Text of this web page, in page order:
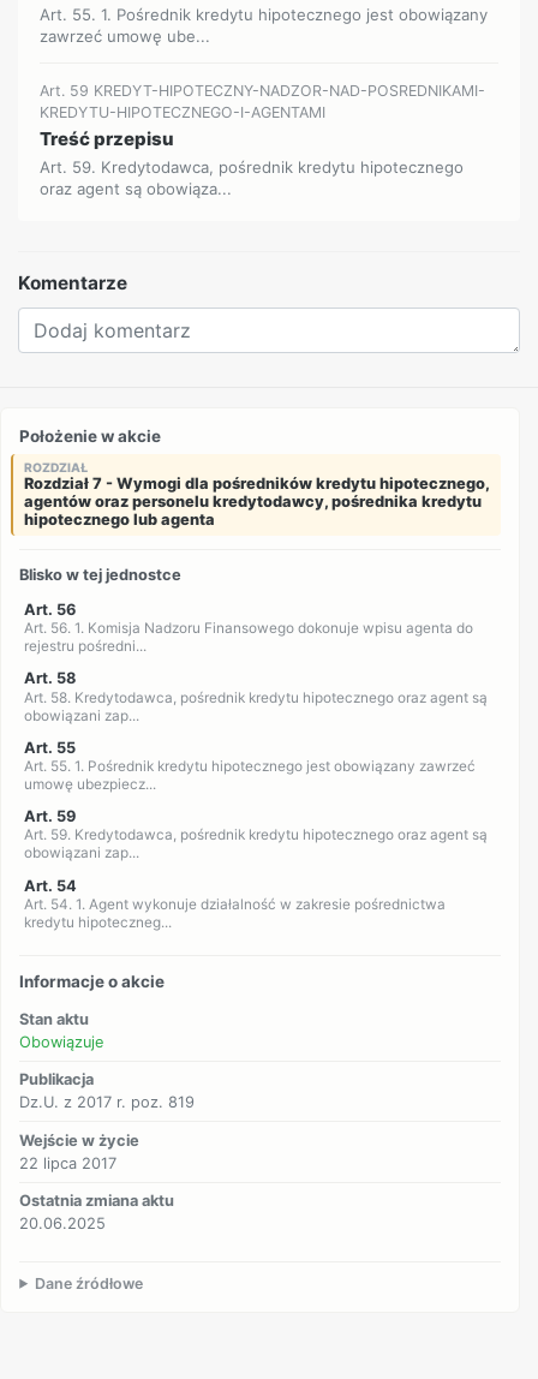
Art. 55. 1. Pośrednik kredytu hipotecznego jest obowiązany
zawrzeć umowę ube...
Art. 59 KREDYT-HIPOTECZNY-NADZOR-NAD-POSREDNIKAMI-
KREDYTU-HIPOTECZNEGO-I-AGENTAMI
Treść przepisu
Art. 59. Kredytodawca, pośrednik kredytu hipotecznego
oraz agent są obowiąza...
Komentarze
Położenie w akcie
ROZDZIAŁ
Rozdział 7 - Wymogi dla pośredników kredytu hipotecznego,
agentów oraz personelu kredytodawcy, pośrednika kredytu
hipotecznego lub agenta
Blisko w tej jednostce
Art. 56
Art. 56. 1. Komisja Nadzoru Finansowego dokonuje wpisu agenta do
rejestru pośredni...
Art. 58
Art. 58. Kredytodawca, pośrednik kredytu hipotecznego oraz agent są
obowiązani zap...
Art. 55
Art. 55. 1. Pośrednik kredytu hipotecznego jest obowiązany zawrzeć
umowę ubezpiecz...
Art. 59
Art. 59. Kredytodawca, pośrednik kredytu hipotecznego oraz agent są
obowiązani zap...
Art. 54
Art. 54. 1. Agent wykonuje działalność w zakresie pośrednictwa
kredytu hipoteczneg...
Informacje o akcie
Stan aktu
Obowiązuje
Publikacja
Dz.U. z 2017 r. poz. 819
Wejście w życie
22 lipca 2017
Ostatnia zmiana aktu
20.06.2025
Dane źródłowe